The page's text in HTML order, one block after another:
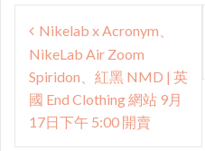
Post
navigation
Nikelab x Acronym、
NikeLab Air Zoom
Spiridon、紅黑 NMD | 英
國 End Clothing 網站 9月
17日下午 5:00 開賣